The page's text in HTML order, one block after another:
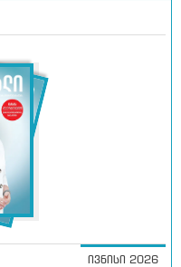
ივნისი 2026